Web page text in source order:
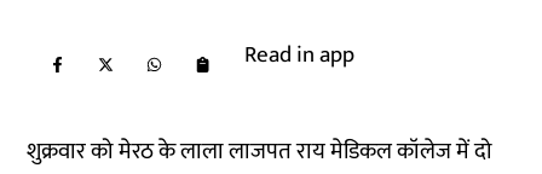
Read in app
शुक्रवार को मेरठ के लाला लाजपत राय मेडिकल कॉलेज में दो